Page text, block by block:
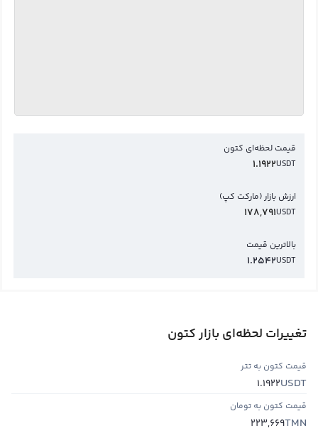
قیمت لحظه‌ای کتون
USDT
1.1922
ارزش بازار (مارکت کپ)
USDT
178,791
بالاترین قیمت
USDT
1.2542
تغییرات لحظه‌ای بازار کتون
قیمت کتون به تتر
USDT
1.1922
قیمت کتون به تومان
TMN
223,669